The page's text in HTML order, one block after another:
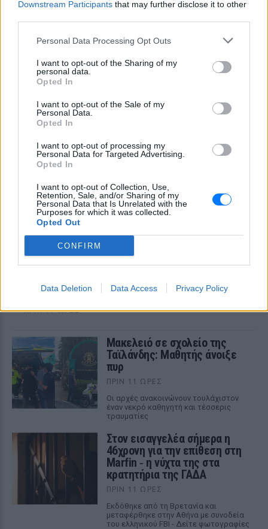
Downstream Participants that may further disclose it to other
Personal Data Processing Opt Outs
I want to opt-out of the Sharing of my
personal data.
Opted In
I want to opt-out of the Sale of my
Personal Data.
Opted In
I want to opt-out of processing my
Personal Data for Targeted Advertising.
Opted In
I want to opt-out of Collection, Use,
Retention, Sale, and/or Sharing of my
Personal Data that Is Unrelated with the
Purposes for which it was collected.
Opted Out
CONFIRM
Data Deletion Data Access Privacy Policy
ΠΡΙΝ 11 ΏΡΕΣ
Κυψέλη και η σιωπή στην απολογία
Πτώση γυναίκας από τον 5ο
όροφο πολυκατοικίας στη
ΠΡΙΝ 11 ΏΡΕΣ
Γονικές παροχές: Οι παγίδες στις μεταφορές
χρημάτων που απειλούν με φόρο
Ποια λάθη μπορεί να οδηγήσουν στην απώλεια του
αφορολόγητου των 800.000 ευρώ και να μετατρέψουν τη
ΠΡΙΝ 11 ΏΡΕΣ
Μακελειό σε σχολείο της
Ταϊλάνδης: Μαθητής άνοιξε
πυρ
ΠΡΙΝ 11 ΏΡΕΣ
Οι αρχές ανακοινώνουν τουλάχιστον
έναν νεκρό καθηγητή και τέσσερις
τραυματίες
Στον εισαγγελέα σήμερα η
46χρονη για την επίθεση στη
Marfin ‑ η νύχτα της στα
κρατητήρια της ΓΑΔΑ
ΠΡΙΝ 11 ΏΡΕΣ
Εκδόθηκε από τη Βρετανία και
μεταφέρθηκε στην Αθήνα με συνοδεία
του ελληνικού FBI - Δείτε φωτογραφίες